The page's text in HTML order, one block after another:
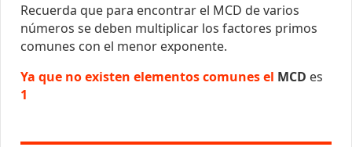
Recuerda que para encontrar el MCD de varios
números se deben multiplicar los factores primos
comunes con el menor exponente.
Ya que no existen elementos comunes el MCD es
1